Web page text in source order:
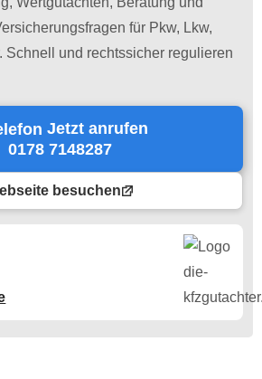
für Pkw, Lkw,
Schnell und rechtssicher regulieren
Jetzt anrufen
0178 7148287
besuchen